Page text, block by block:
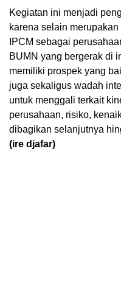
Kegiatan ini menjadi
karena selain
IPCM sebagai
BUMN yang bergerak di
memiliki prospek yang
juga sekaligus wadah
untuk menggali terkait
perusahaan, risiko,
dibagikan selanjutnya
(ire djafar)